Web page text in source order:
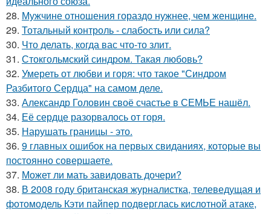
28. Мужчине отношения гораздо нужнее, чем женщине.
29. Тотальный контроль - слабость или сила?
30. Что делать, когда вас что-то злит.
31. Стокгольмский синдром. Такая любовь?
32. Умереть от любви и горя: что такое "Синдром
Разбитого Сердца" на самом деле.
33. Александр Головин своё счастье в СЕМЬЕ нашёл.
34. Её сердце разорвалось от горя.
35. Нарушать границы - это.
36. 9 главных ошибок на первых свиданиях, которые вы
постоянно совершаете.
37. Может ли мать завидовать дочери?
38. В 2008 году британская журналистка, телеведущая и
фотомодель Кэти пайпер подверглась кислотной атаке,